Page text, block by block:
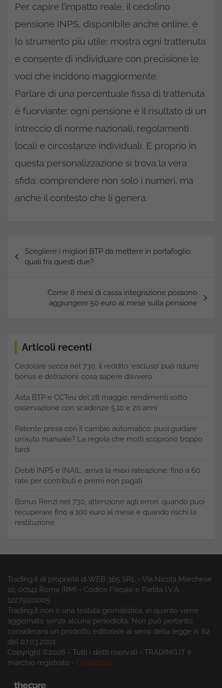
Per capire l’impatto reale, il cedolino
pensione INPS, disponibile anche online, è
lo strumento più utile: mostra ogni trattenuta
e consente di individuare con precisione le
voci che incidono maggiormente.
Parlare di una percentuale fissa di trattenuta
è fuorviante: ogni pensione è il risultato di un
intreccio di norme nazionali, regolamenti
locali e circostanze individuali. E proprio in
questa personalizzazione si trova la vera
sfida: comprendere non solo i numeri, ma
anche il contesto che li genera.
articoli
Scegliere i migliori BTP da mettere in portafoglio:
quali fra questi due?
Come 8 mesi di cassa integrazione possono
aggiungere 50 euro al mese sulla pensione
Articoli recenti
Cedolare secca nel 730, il reddito ‘escluso’ può ridurre
bonus e detrazioni: cosa sapere davvero
Asta BTP e CCTeu del 28 maggio: rendimenti sotto
osservazione con scadenze 5,10 e 20 anni
Patente presa con il cambio automatico: puoi guidare
un’auto manuale? La regola che molti scoprono troppo
tardi
Debiti INPS e INAIL, arriva la maxi rateazione: fino a 60
rate per contributi e premi non pagati
Bonus Renzi nel 730, attenzione agli errori: quando puoi
recuperare fino a 100 euro al mese e quando rischi la
restituzione
Trading.it di proprietà di WEB 365 SRL - Via Nicola Marchese
10, 00141 Roma (RM) - Codice Fiscale e Partita I.V.A.
12279101005
Trading.it non è una testata giornalistica, in quanto viene
aggiornato senza alcuna periodicità. Non può pertanto
considerarsi un prodotto editoriale ai sensi della legge n. 62
del 07.03.2001
Copyright ©2026 - Tutti i diritti riservati - TRADING.IT è
marchio registrato - Contattaci